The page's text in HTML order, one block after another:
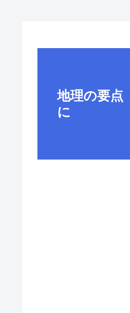
地理の要点
に